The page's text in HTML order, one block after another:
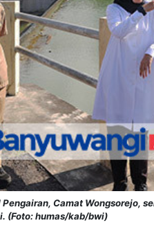
Camat Wongsorejo,
(Foto: humas/kab/bwi)